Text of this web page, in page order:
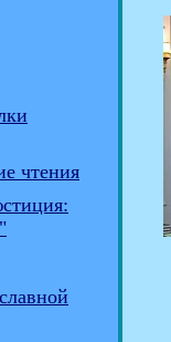
чтения